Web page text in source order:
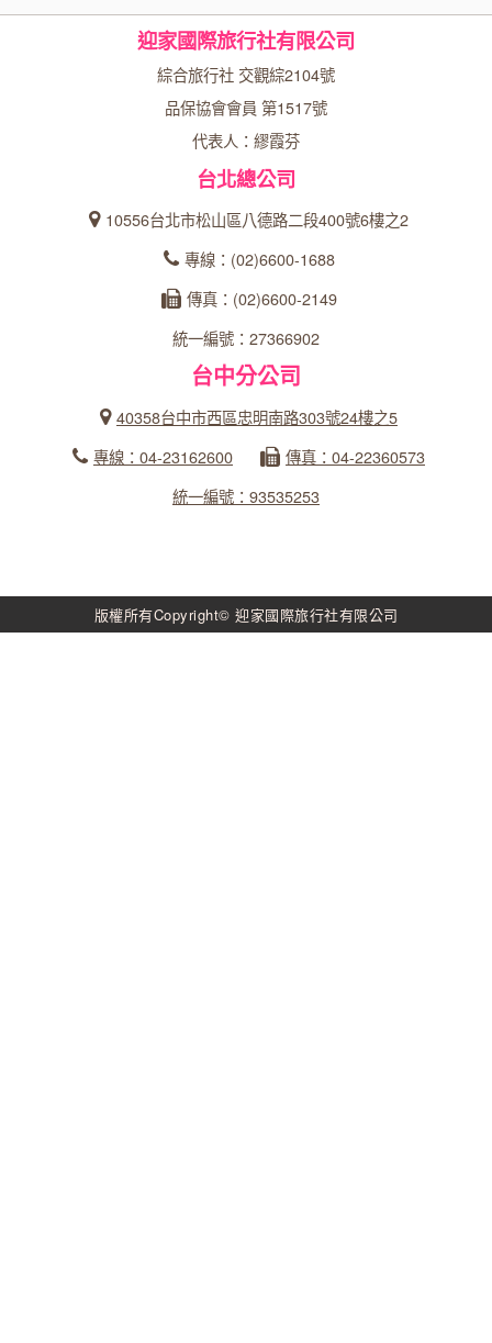
迎家國際旅行社有限公司
綜合旅行社 交觀綜2104號
品保協會會員 第1517號
代表人：繆霞芬
台北總公司
10556台北市松山區八德路二段400號6樓之2
專線：(02)6600-1688
傳真：(02)6600-2149
統一編號：27366902
台中分公司
40358台中市西區忠明南路303號24樓之5
專線：04-23162600
傳真：04-22360573
統一編號：93535253
版權所有Copyright© 迎家國際旅行社有限公司